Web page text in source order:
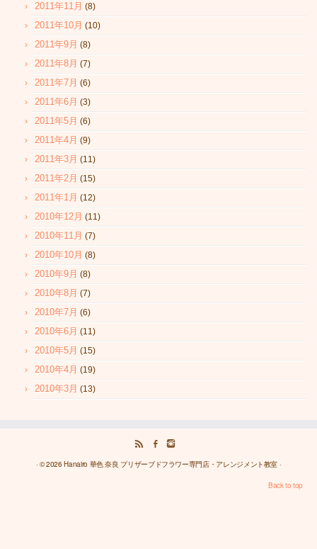
2011年11月 (8)
2011年10月 (10)
2011年9月 (8)
2011年8月 (7)
2011年7月 (6)
2011年6月 (3)
2011年5月 (6)
2011年4月 (9)
2011年3月 (11)
2011年2月 (15)
2011年1月 (12)
2010年12月 (11)
2010年11月 (7)
2010年10月 (8)
2010年9月 (8)
2010年8月 (7)
2010年7月 (6)
2010年6月 (11)
2010年5月 (15)
2010年4月 (19)
2010年3月 (13)
· © 2026Hanairo 華色 奈良 プリザーブドフラワー専門店・アレンジメント教室 ·
Back to top